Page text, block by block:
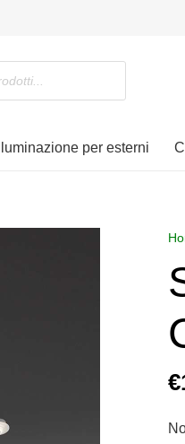
Illuminazione per esterni
€